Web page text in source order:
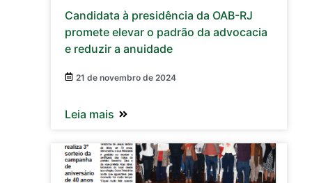
Candidata à presidência da OAB-RJ
promete elevar o padrão da advocacia
e reduzir a anuidade
21 de novembro de 2024
Leia mais